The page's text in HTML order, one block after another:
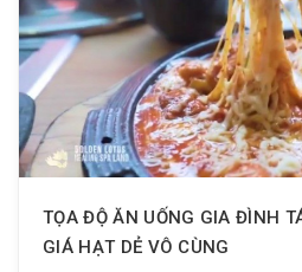
? Hương thơm từ thảo dược
dễ chịu.
? Giúp bạn quên đi muộn
khoắn hơn và suy nghĩ tích
TỌA ĐỘ ĂN UỐNG GIA ĐÌNH
GIÁ HẠT DẺ VÔ CÙNG